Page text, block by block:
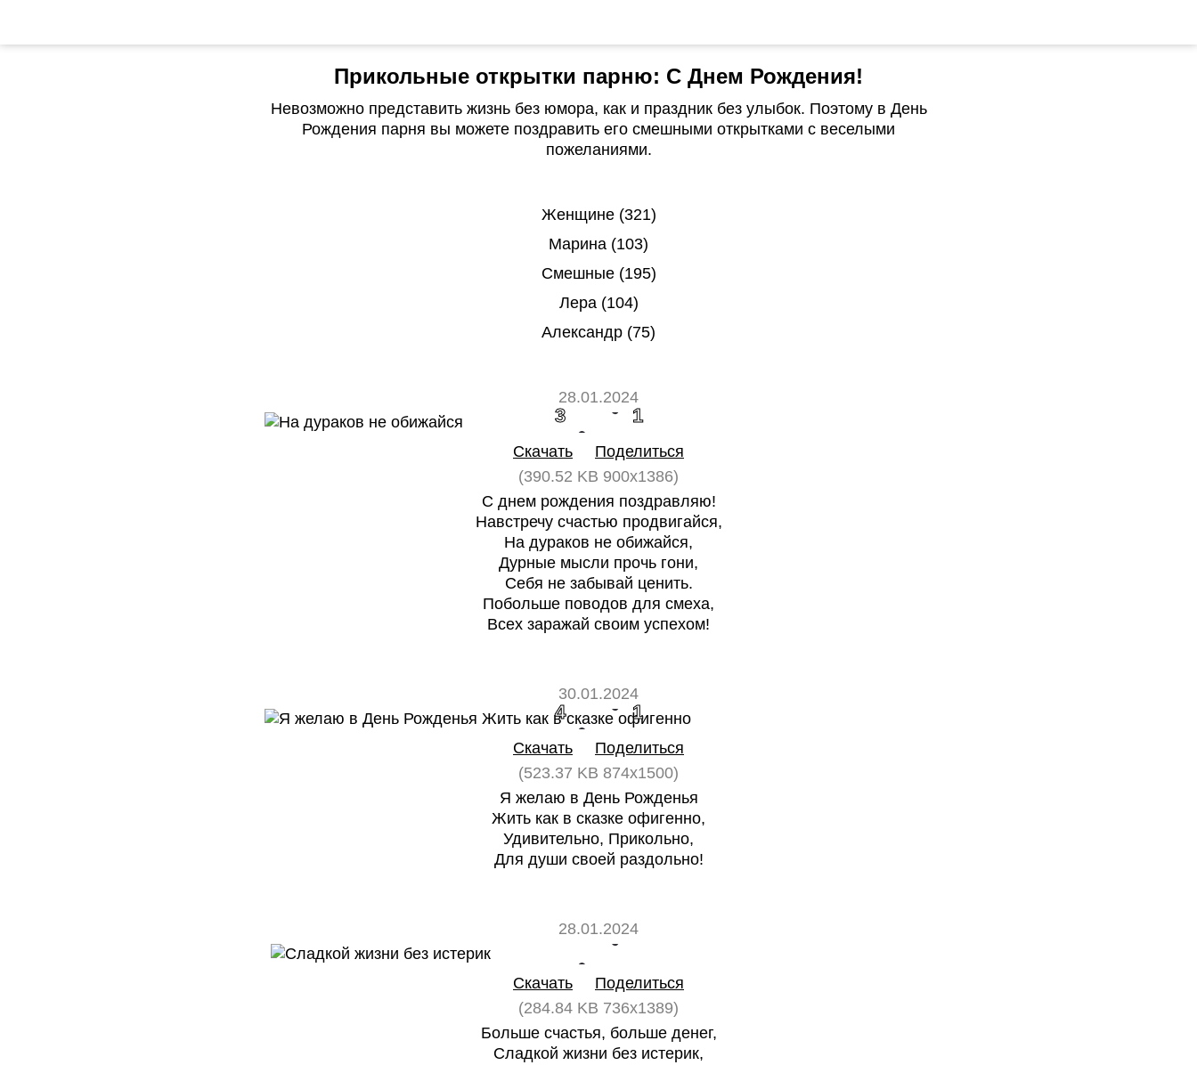
Прикольные открытки парню: С Днем Рождения!
Невозможно представить жизнь без юмора, как и праздник без улыбок. Поэтому в День
Рождения парня вы можете поздравить его смешными открытками с веселыми
пожеланиями.
Женщине (321)
Марина (103)
Смешные (195)
Лера (104)
Александр (75)
28.01.2024
3 1
Скачать
Поделиться
(390.52 KB 900x1386)
С днем рождения поздравляю!
Навстречу счастью продвигайся,
На дураков не обижайся,
Дурные мысли прочь гони,
Себя не забывай ценить.
Побольше поводов для смеха,
Всех заражай своим успехом!
30.01.2024
4 1
Скачать
Поделиться
(523.37 KB 874x1500)
Я желаю в День Рожденья
Жить как в сказке офигенно,
Удивительно, Прикольно,
Для души своей раздольно!
28.01.2024
Скачать
Поделиться
(284.84 KB 736x1389)
Больше счастья, больше денег,
Сладкой жизни без истерик,